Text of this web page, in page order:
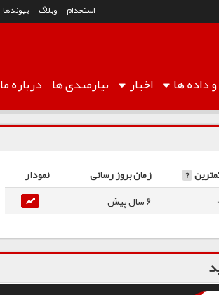
استخدام وبلاگ پیوندها
و داده ها اخبار نیازمندی ها درباره ما
? زمان بروز رسانی
نمودار
6 سال پیش